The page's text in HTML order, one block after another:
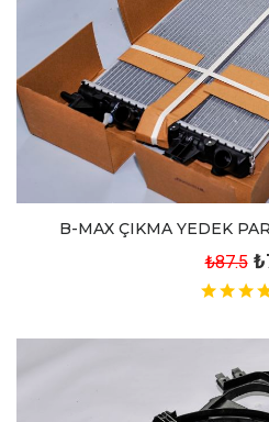
B-MAX ÇIKMA YEDEK
₺87.5